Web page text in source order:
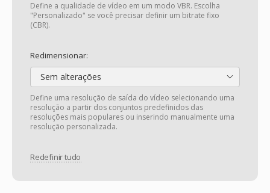
Define a qualidade de vídeo em um modo VBR. Escolha
"Personalizado" se você precisar definir um bitrate fixo
(CBR).
Redimensionar:
Sem alterações
Define uma resolução de saída do vídeo selecionando uma
resolução a partir dos conjuntos predefinidos das
resoluções mais populares ou inserindo manualmente uma
resolução personalizada.
Redefinir tudo